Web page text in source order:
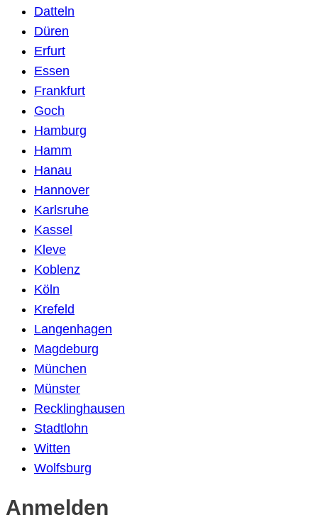
Datteln
Düren
Erfurt
Essen
Frankfurt
Goch
Hamburg
Hamm
Hanau
Hannover
Karlsruhe
Kassel
Kleve
Koblenz
Köln
Krefeld
Langenhagen
Magdeburg
München
Münster
Recklinghausen
Stadtlohn
Witten
Wolfsburg
Anmelden